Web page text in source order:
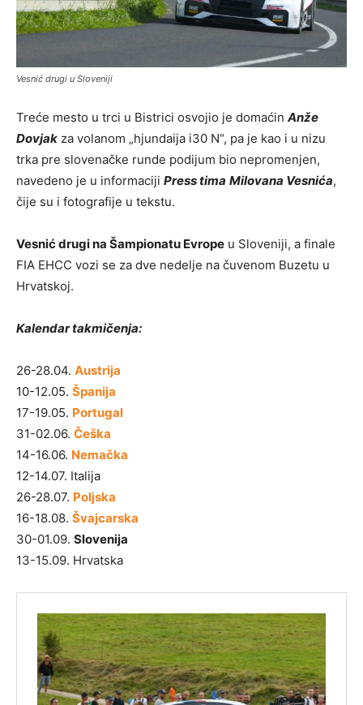
Vesnić drugi u Sloveniji
Treće mesto u trci u Bistrici osvojio je domaćin Anže
Dovjak za volanom „hjundaija i30 N“, pa je kao i u nizu
trka pre slovenačke runde podijum bio nepromenjen,
navedeno je u informaciji Press tima Milovana Vesnića,
čije su i fotografije u tekstu.
Vesnić drugi na Šampionatu Evrope u Sloveniji, a finale
FIA EHCC vozi se za dve nedelje na čuvenom Buzetu u
Hrvatskoj.
Kalendar takmičenja:
26-28.04. Austrija
10-12.05. Španija
17-19.05. Portugal
31-02.06. Češka
14-16.06. Nemačka
12-14.07. Italija
26-28.07. Poljska
16-18.08. Švajcarska
30-01.09. Slovenija
13-15.09. Hrvatska